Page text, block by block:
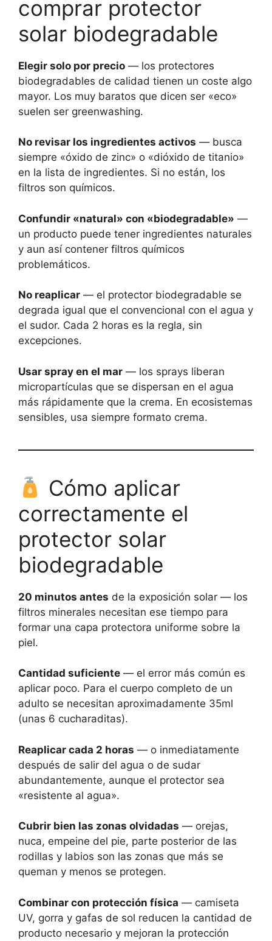
comprar protector
solar biodegradable
Elegir solo por precio — los protectores
biodegradables de calidad tienen un coste algo
mayor. Los muy baratos que dicen ser «eco»
suelen ser greenwashing.
No revisar los ingredientes activos — busca
siempre «óxido de zinc» o «dióxido de titanio»
en la lista de ingredientes. Si no están, los
filtros son químicos.
Confundir «natural» con «biodegradable» —
un producto puede tener ingredientes naturales
y aun así contener filtros químicos
problemáticos.
No reaplicar — el protector biodegradable se
degrada igual que el convencional con el agua y
el sudor. Cada 2 horas es la regla, sin
excepciones.
Usar spray en el mar — los sprays liberan
micropartículas que se dispersan en el agua
más rápidamente que la crema. En ecosistemas
sensibles, usa siempre formato crema.
Cómo aplicar
correctamente el
protector solar
biodegradable
20 minutos antes de la exposición solar — los
filtros minerales necesitan ese tiempo para
formar una capa protectora uniforme sobre la
piel.
Cantidad suficiente — el error más común es
aplicar poco. Para el cuerpo completo de un
adulto se necesitan aproximadamente 35ml
(unas 6 cucharaditas).
Reaplicar cada 2 horas — o inmediatamente
después de salir del agua o de sudar
abundantemente, aunque el protector sea
«resistente al agua».
Cubrir bien las zonas olvidadas — orejas,
nuca, empeine del pie, parte posterior de las
rodillas y labios son las zonas que más se
queman y menos se protegen.
Combinar con protección física — camiseta
UV, gorra y gafas de sol reducen la cantidad de
producto necesario y mejoran la protección